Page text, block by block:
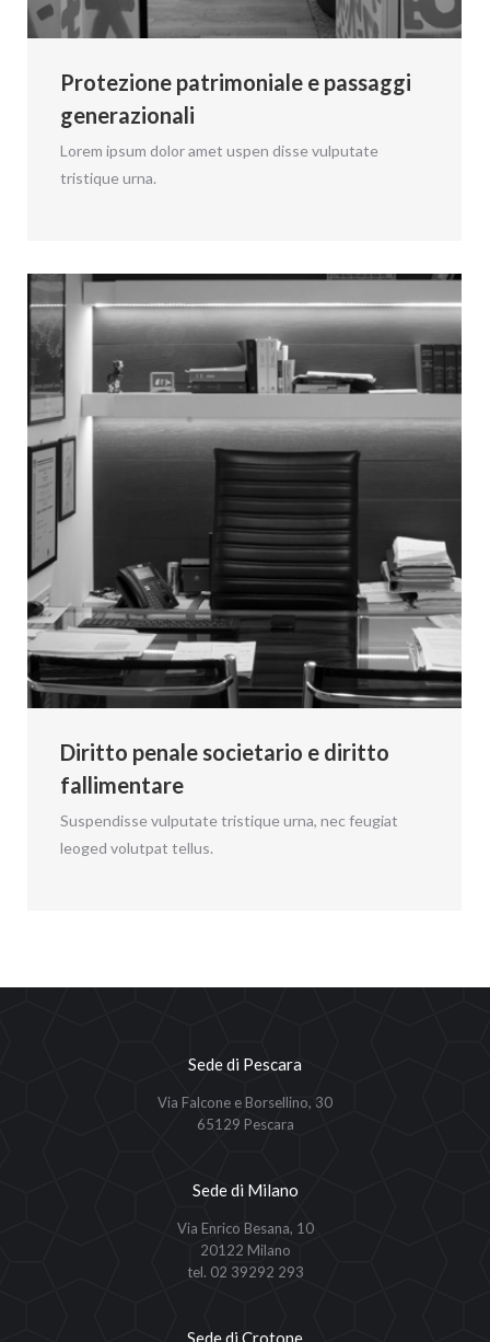
Protezione patrimoniale e passaggi
generazionali
Lorem ipsum dolor amet uspen disse vulputate
tristique urna.
Diritto penale societario e diritto
fallimentare
Suspendisse vulputate tristique urna, nec feugiat
leoged volutpat tellus.
Sede di Pescara
Via Falcone e Borsellino, 30
65129 Pescara
Sede di Milano
Via Enrico Besana, 10
20122 Milano
tel. 02 39292 293
Sede di Crotone